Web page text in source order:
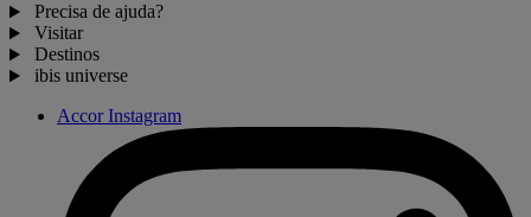
Precisa de ajuda?
Visitar
Destinos
ibis universe
Accor Instagram